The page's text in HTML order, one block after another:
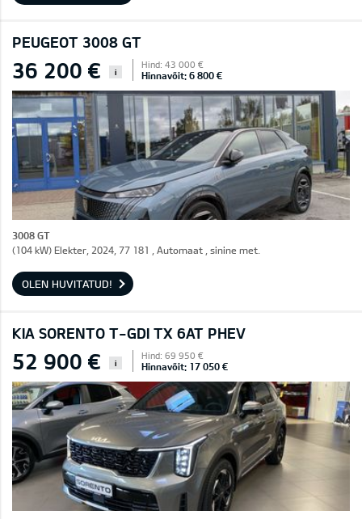
PEUGEOT 3008 GT
36 200 € i
Hind: 43 000 €
Hinnavõit: 6 800 €
3008 GT
(104 kW) Elekter, 2024, 77 181 , Automaat , sinine met.
OLEN HUVITATUD!
KIA SORENTO T-GDI TX 6AT PHEV
52 900 € i
Hind: 69 950 €
Hinnavõit: 17 050 €